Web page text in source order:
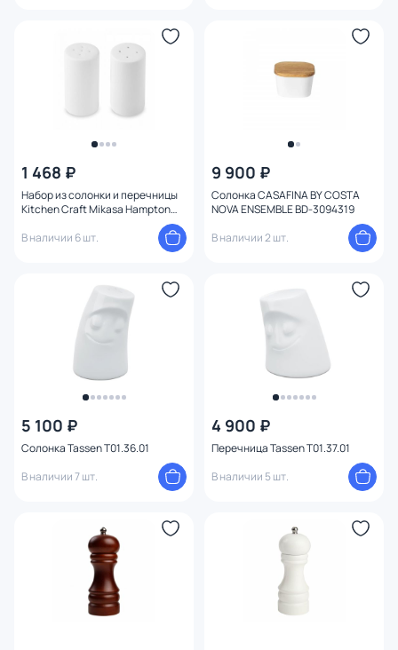
1 468 ₽
Набор из солонки и перечницы
Kitchen Craft Mikasa Hampton
В наличии 6 шт.
9 900 ₽
Солонка CASAFINA BY COSTA
NOVA ENSEMBLE BD-3094319
В наличии 2 шт.
5 100 ₽
Солонка Tassen T01.36.01
В наличии 7 шт.
4 900 ₽
Перечница Tassen T01.37.01
В наличии 5 шт.